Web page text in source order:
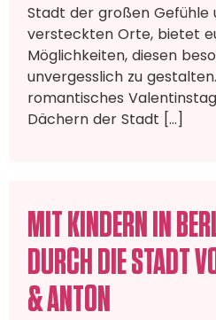
Stadt der großen Gefühle
versteckten Orte, bietet
Möglichkeiten, diesen
unvergesslich zu
romantisches
Dächern der Stadt […]
MIT KINDERN IN
DURCH DIE STADT
& ANTON